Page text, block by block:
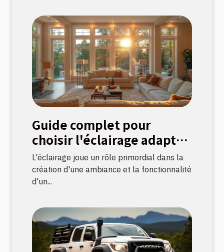
Guide complet pour
choisir l'éclairage adapté
à chaque pièce
L'éclairage joue un rôle primordial dans la
création d'une ambiance et la fonctionnalité
d'un...